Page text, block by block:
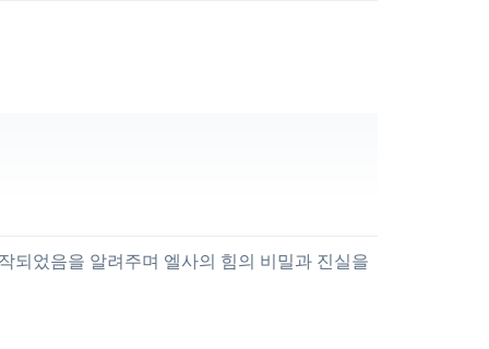
되었음을 알려주며 엘사의 힘의 비밀과 진실을